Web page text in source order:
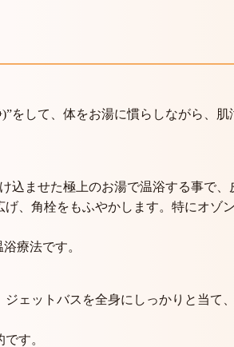
をして、体をお湯に慣らしながら、肌
込ませた極上のお湯で温浴する事で、
、角栓をもふやかします。特にオゾ
療法です。
ェットバスを全身にしっかりと当て
す。